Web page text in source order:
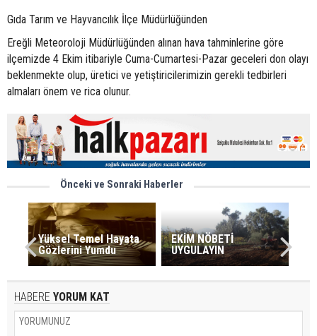
Gıda Tarım ve Hayvancılık İlçe Müdürlüğünden
Ereğli Meteoroloji Müdürlüğünden alınan hava tahminlerine göre
ilçemizde 4 Ekim itibariyle Cuma-Cumartesi-Pazar geceleri don olayı
beklenmekte olup, üretici ve yetiştiricilerimizin gerekli tedbirleri
almaları önem ve rica olunur.
Önceki ve Sonraki Haberler
Yüksel Temel Hayata
Gözlerini Yumdu
EKİM NÖBETİ
UYGULAYIN
HABERE YORUM KAT